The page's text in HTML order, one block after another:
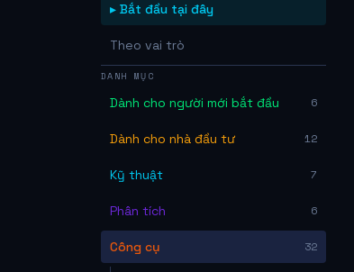
▸ Bắt đầu tại đây
Theo vai trò
DANH MỤC
Dành cho người mới bắt đầu 6
Dành cho nhà đầu tư 12
Kỹ thuật 7
Phân tích 6
Công cụ 32